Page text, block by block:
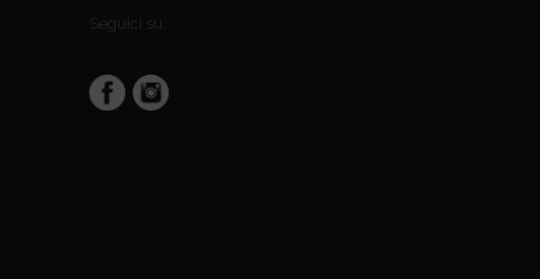
Seguici su: